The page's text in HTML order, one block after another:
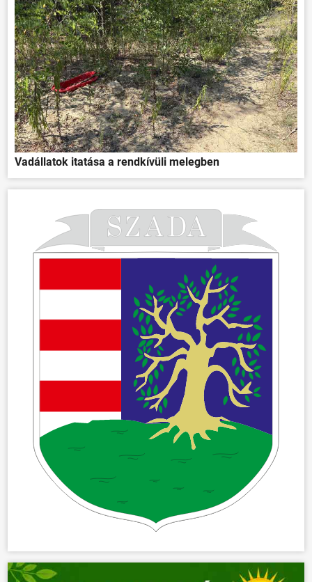
Vadállatok itatása a rendkívüli melegben